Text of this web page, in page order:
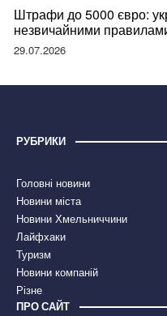
Штрафи до 5000 євро:
незвичайними
правдою
29.07.2026
РУБРИКИ
Головні новини
Новини міста
Новини Хмельниччини
Лайфхаки
Туризм
Новини компаній
Різне
ПРО САЙТ